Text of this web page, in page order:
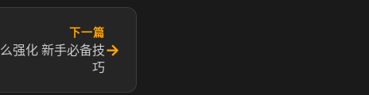
下一篇
强化 新手必备技
巧
→